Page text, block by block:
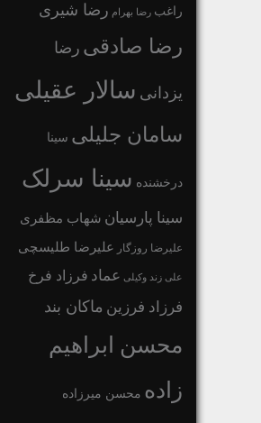
راغب رضا بهرام رضا شیری
رضا صادقی رضا
یزدانی سالار عقیلی
سامان جلیلی سینا
درخشنده سینا سرلک
سینا پارسیان شهاب مظفری
علیرضا روزگار علیرضا طلیسچی
علی زند وکیلی عماد فرزاد فرخ
فرزاد فرزین ماکان بند
محسن ابراهیم
زاده محسن میرزاده